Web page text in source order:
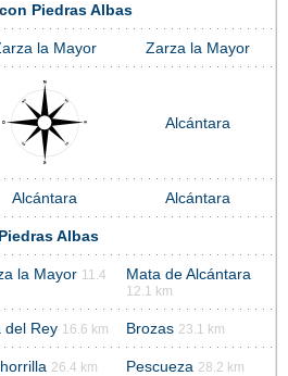
Piedras Albas
la Mayor Zarza la Mayor
Alcántara
Alcántara Alcántara
Albas
la Mayor 11.4
Mata de Alcántara
12.1 km
del Rey 16.6 km Brozas 23.1 km
26.4 km Pescueza 28.2 km